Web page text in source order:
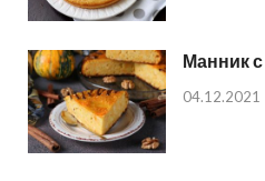
Манник
04.12.2021